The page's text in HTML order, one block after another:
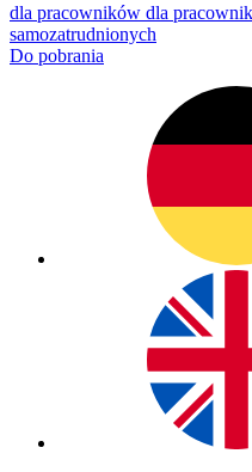
dla pracowników dla
samozatrudnionych
Do pobrania